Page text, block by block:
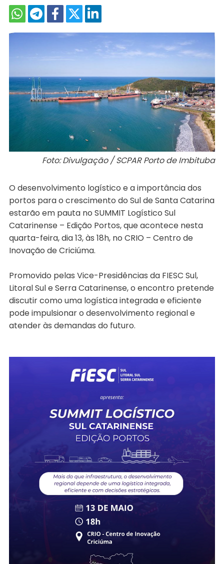
Foto: Divulgação / SCPAR Porto de Imbituba
O desenvolvimento logístico e a importância dos
portos para o crescimento do Sul de Santa Catarina
estarão em pauta no SUMMIT Logístico Sul
Catarinense – Edição Portos, que acontece nesta
quarta-feira, dia 13, às 18h, no CRIO – Centro de
Inovação de Criciúma.
Promovido pelas Vice-Presidências da FIESC Sul,
Litoral Sul e Serra Catarinense, o encontro pretende
discutir como uma logística integrada e eficiente
pode impulsionar o desenvolvimento regional e
atender às demandas do futuro.